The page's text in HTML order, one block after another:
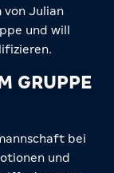
von Julian
und will
GRUPPE
bei
und